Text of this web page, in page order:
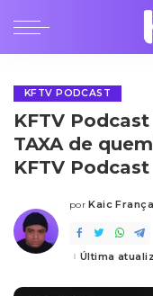
KFTV PODCAST
KFTV Podcast
TAXA de
KFTV Podcast
Posted
por Kaic França
Última